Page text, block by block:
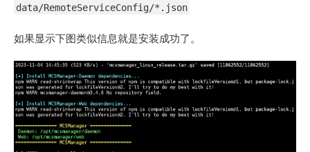
data/RemoteServiceConfig/*.json
如果显示下图类似信息就是安装成功了。